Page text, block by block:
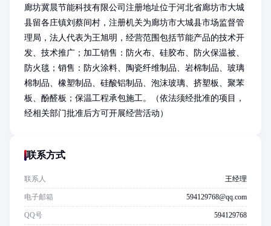
廊坊冀晨节能科技有限公司注册地址位于河北省廊坊市大城
县留各庄镇刘蔡间村，注册机关为廊坊市大城县市场监督管
理局，法人代表为王旭明，经营范围包括节能产品的技术开
发、技术推广；加工销售：防火布、硅胶布、防火保温被、
防火毯；销售：防火涂料、陶瓷纤维制品、岩棉制品、玻璃
棉制品、橡塑制品、硅酸铝制品、泡沫玻璃、挤塑板、聚苯
板、酚醛板；保温工程承包施工。（依法须经批准的项目，
经相关部门批准后方可开展经营活动）
联系方式
联系人 王经理
电子邮箱 594129768@qq.com
QQ号 594129768